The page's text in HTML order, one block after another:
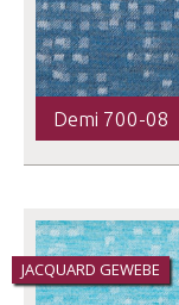
Demi 700-08
JACQUARD GEWEBE